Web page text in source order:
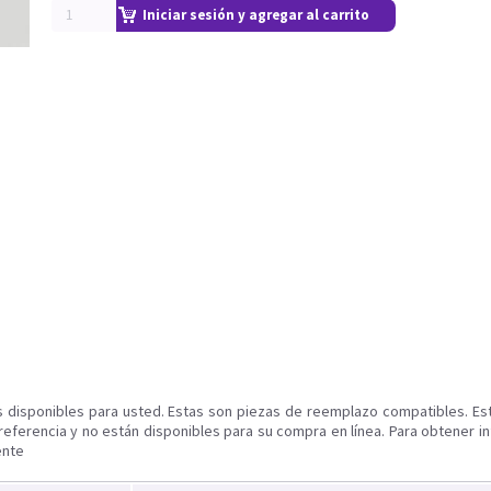
Iniciar sesión y agregar al carrito
para usted. Estas son piezas de reemplazo compatibles.
y no están disponibles para su compra en línea. Para obtener